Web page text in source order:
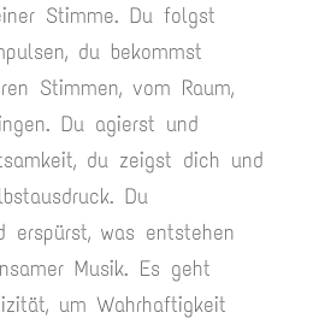
Stimme. Du folgst
du bekommst
Stimmen, vom Raum,
Du agierst und
du zeigst dich und
Du
erspürst, was entstehen
Musik. Es geht
um Wahrhaftigkeit